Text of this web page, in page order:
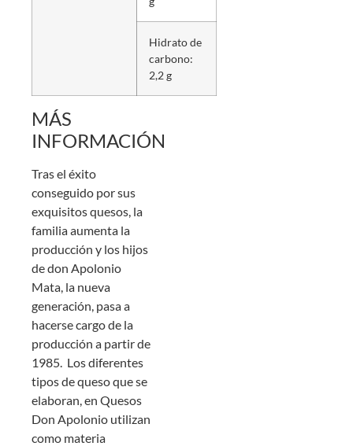
Hidrato de
carbono:
2,2 g
MÁS
INFORMACIÓN
Tras el éxito
conseguido por sus
exquisitos quesos, la
familia aumenta la
producción y los hijos
de don Apolonio
Mata, la nueva
generación, pasa a
hacerse cargo de la
producción a partir de
1985. Los diferentes
tipos de queso que se
elaboran, en Quesos
Don Apolonio utilizan
como materia